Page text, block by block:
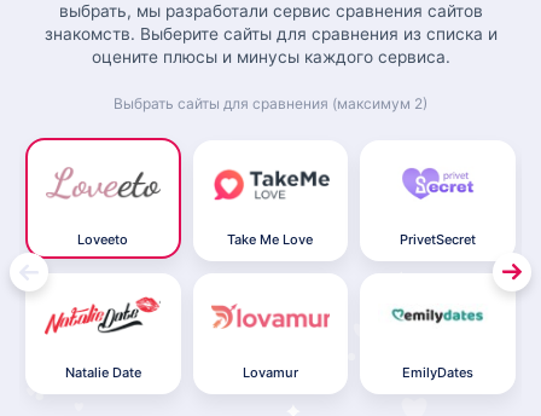
выбрать, мы разработали сервис сравнения сайтов
знакомств. Выберите сайты для сравнения из списка и
оцените плюсы и минусы каждого сервиса.
Выбрать сайты для сравнения (максимум 2)
Loveeto Take Me Love PrivetSecret
Natalie Date Lovamur EmilyDates